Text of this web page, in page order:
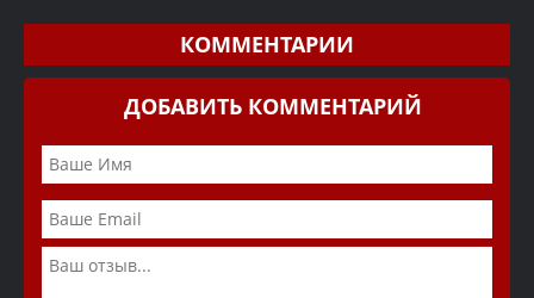
КОММЕНТАРИИ
ДОБАВИТЬ КОММЕНТАРИЙ